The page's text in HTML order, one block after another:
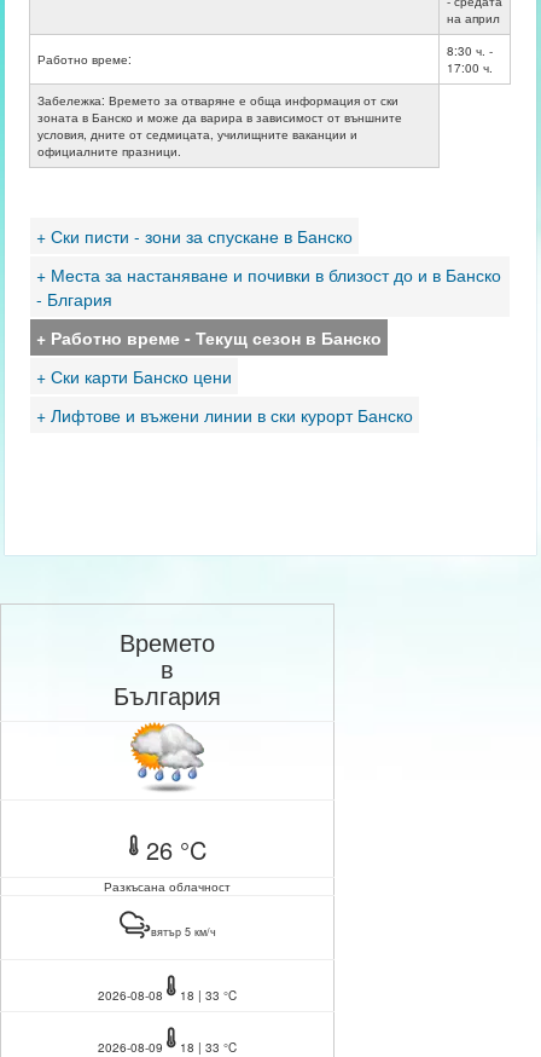
на април
Работно време:
8:30 ч. -
17:00 ч.
Забележка: Времето за отваряне е обща информация от ски
зоната в Банско и може да варира в зависимост от външните
условия, дните от седмицата, училищните ваканции и
официалните празници.
+ Ски писти - зони за спускане в Банско
+ Места за настаняване и почивки в близост до и в Банско
- Блгария
+ Работно време - Текущ сезон в Банско
+ Ски карти Банско цени
+ Лифтове и въжени линии в ски курорт Банско
Времето
в
България
26 °C
Разкъсана облачност
вятър 5 км/ч
2026-08-08 18 | 33 °C
2026-08-09 18 | 33 °C